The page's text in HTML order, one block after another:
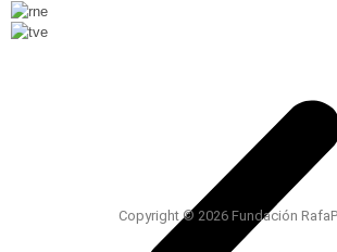
Copyright © 2026 Fundación